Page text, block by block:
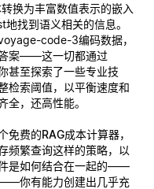
换为丰富数值表示的嵌入
找到语义相关的信息。
code-3编码数据，
案——这一切都通过
甚至探索了一些专业技
检索阈值，以平衡速度和
全，还高性能。
免费的RAG成本计算器，
频繁查询这样的策略，以
是如何结合在一起的——
你有能力创建出几乎充